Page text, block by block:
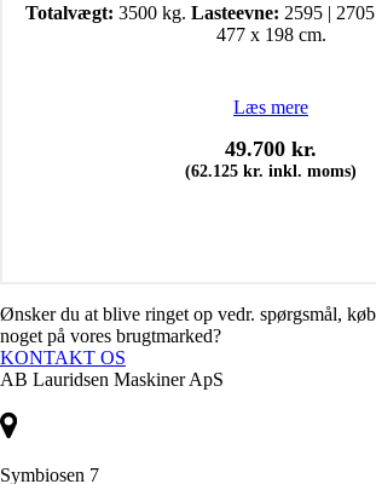
Totalvægt: 3500 kg. Lasteevne: 2595 |
477 x 198 cm.
Læs mere
49.700 kr.
(62.125 kr. inkl. moms)
Ønsker du at blive ringet op vedr. spørgsmål,
noget på vores brugtmarked?
KONTAKT OS
AB Lauridsen Maskiner ApS
Symbiosen 7